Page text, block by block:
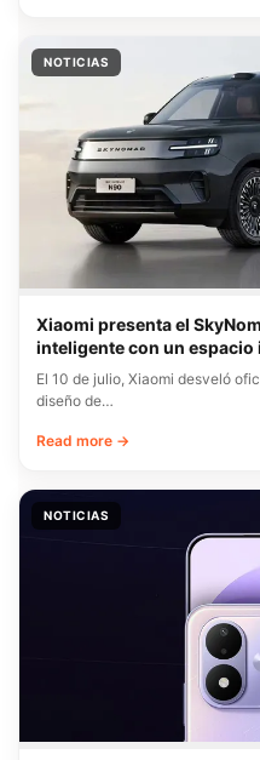
NOTICIAS
Xiaomi presenta el
inteligente con un
El 10 de julio, Xiaomi desveló
diseño de…
Read more →
NOTICIAS